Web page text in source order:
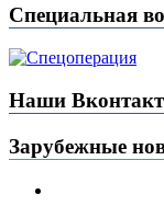
Специальная
Наши
Зарубежные